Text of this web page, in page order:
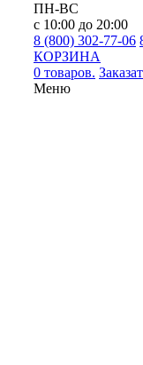
ПН-ВС
с 10:00 до 20:00
8 (800) 302-77-06
КОРЗИНА
0 товаров.
Меню